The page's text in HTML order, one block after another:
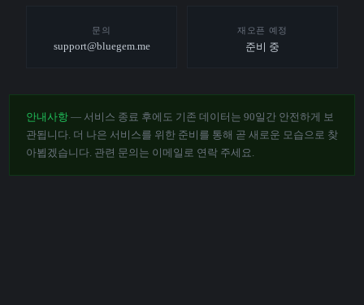
문의
support@bluegem.me
재오픈 예정
준비 중
안내사항 — 서비스 종료 후에도 기존 데이터는 90일간 안전하게 보
관됩니다. 더 나은 서비스를 위한 준비를 통해 곧 새로운 모습으로 찾
아뵙겠습니다. 관련 문의는 이메일로 연락 주세요.